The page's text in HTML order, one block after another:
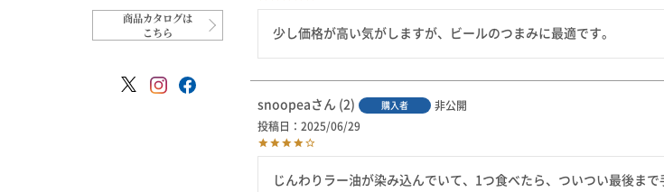
商品カタログは
こちら
少し価格が高い気がしますが、ビールのつまみに最適です。
snoopea 2 購入者
非公開
投稿日
2025/06/29
じんわりラー油が染み込んでいて、1つ食べたら、ついつい最後ま